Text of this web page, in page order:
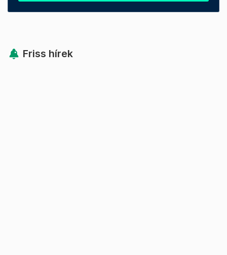
Friss hírek